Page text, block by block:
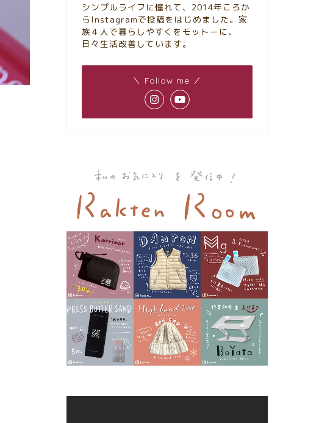
シンプルライフに憧れて、2014年ころか
らInstagramで投稿をはじめました。家
族４人で暮らしやすくをモットーに、
日々生活改善しています。
＼ Follow me ／